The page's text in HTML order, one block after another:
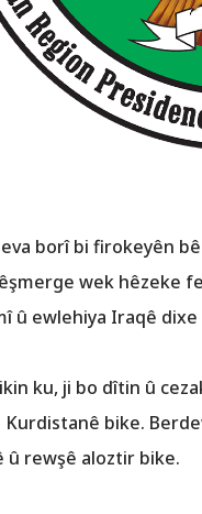
borî bi firokeyên
wek hêzeke
û ewlehiya Iraqê
ku, ji bo dîtin û
bike.
û rewşê aloztir bike.